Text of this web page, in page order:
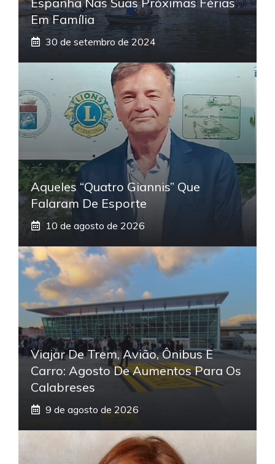
Em Família
30 de setembro de 2024
Aqueles “quatro Giannis” Que
Falaram De Esporte
10 de agosto de 2026
Viajar De Trem, Avião, Ônibus E
Carro: Agosto De Aumentos Para Os
Calabreses
9 de agosto de 2026